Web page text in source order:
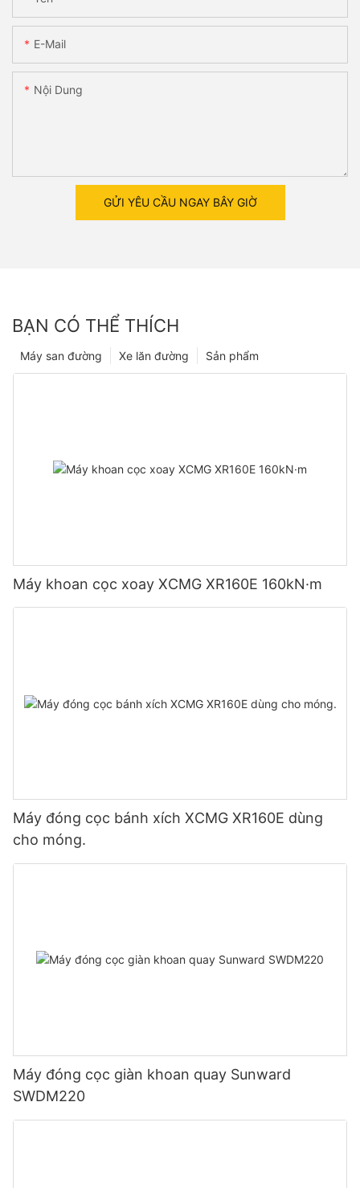
E-Mail
Nội Dung
GỬI YÊU CẦU NGAY BÂY GIỜ
BẠN CÓ THỂ THÍCH
Sản phẩm
Xe lăn đường
Máy san đường
Máy khoan cọc xoay XCMG XR160E 160kN·m
Máy đóng cọc bánh xích XCMG XR160E dùng
cho móng.
Máy đóng cọc giàn khoan quay Sunward
SWDM220